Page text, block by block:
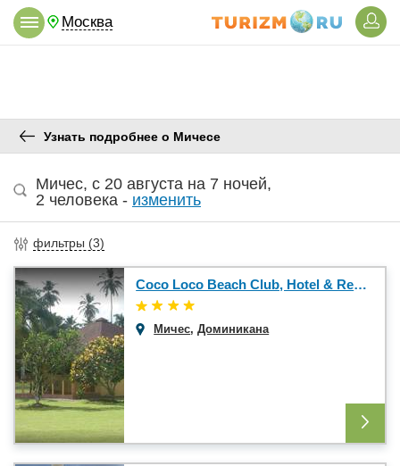
Москва
Узнать подробнее о Мичесе
Мичес, c 20 августа на 7 ночей,
2 человека - изменить
фильтры (3)
Coco Loco Beach Club, Hotel & Restaurant 4*
Мичес,Доминикана